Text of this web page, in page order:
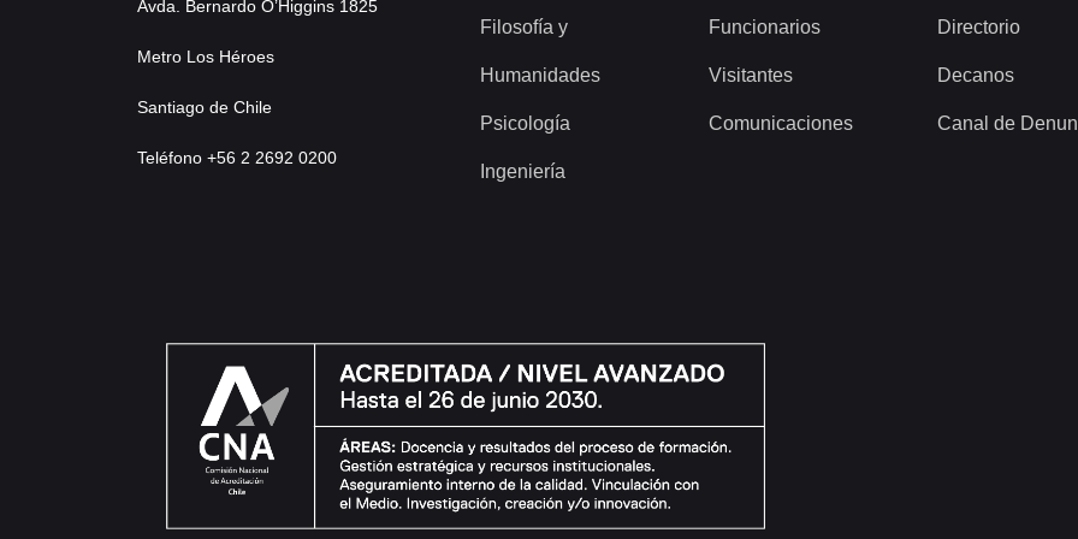
Avda. Bernardo O’Higgins 1825
Metro Los Héroes
Santiago de Chile
Teléfono +56 2 2692 0200
Filosofía y
Humanidades
Psicología
Ingeniería
Funcionarios
Visitantes
Comunicaciones
Directorio
Decanos
Canal de